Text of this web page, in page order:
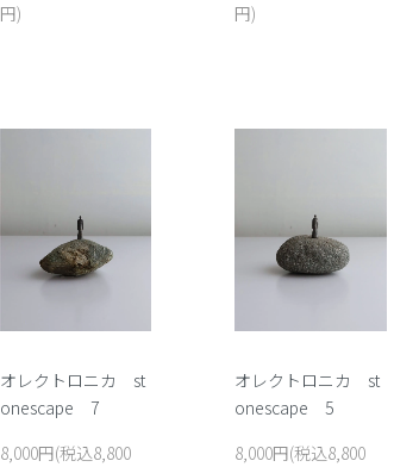
円)
円)
オレクトロニカ st
onescape 7
8,000円(税込8,800
オレクトロニカ st
onescape 5
8,000円(税込8,800